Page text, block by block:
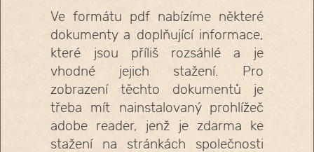
Ve formátu pdf nabízíme některé
dokumenty a doplňující informace,
které jsou příliš rozsáhlé a je
vhodné jejich stažení. Pro
zobrazení těchto dokumentů je
třeba mít nainstalovaný prohlížeč
adobe reader, jenž je zdarma ke
stažení na stránkách společnosti